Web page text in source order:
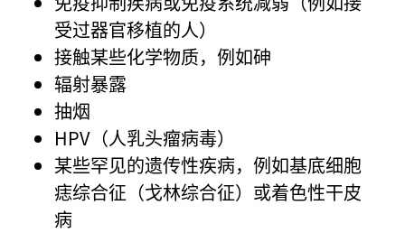
受过器官移植的人）
接触某些化学物质，例如砷
辐射暴露
抽烟
HPV（人乳头瘤病毒）
某些罕见的遗传性疾病，例如基底细胞
痣综合征（戈林综合征）或着色性干皮
病